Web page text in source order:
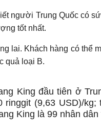
người Trung Quốc có
tốt nhất.
lai. Khách hàng có thể
quả loại B.
King đầu tiên ở
(9,63 USD)/
King là 99 nhân